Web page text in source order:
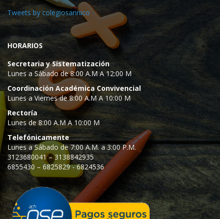
Tweets by colegiosannico
HORARIOS
Secretaria y Sistematización
Lunes a Sábado de 8:00 A.M A 12:00 M
Coordinación Académica Convivencial
Lunes a Viernes de 8:00 A.M A 10:00 M
Rectoría
Lunes de 8:00 A.M A 10:00 M
Telefónicamente
Lunes a Sábado de 7:00 A.M. a 3:00 P.M.
3123680041 – 3138842935
6855430 – 6825829 - 6824536